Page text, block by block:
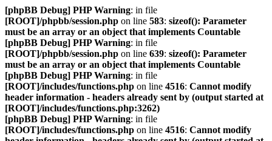
[phpBB Debug] PHP Warning: in file
[ROOT]/phpbb/session.php on line 583: sizeof(): Parameter
must be an array or an object that implements Countable
[phpBB Debug] PHP Warning: in file
[ROOT]/phpbb/session.php on line 639: sizeof(): Parameter
must be an array or an object that implements Countable
[phpBB Debug] PHP Warning: in file
[ROOT]/includes/functions.php on line 4516: Cannot modify
header information - headers already sent by (output started at
[ROOT]/includes/functions.php:3262)
[phpBB Debug] PHP Warning: in file
[ROOT]/includes/functions.php on line 4516: Cannot modify